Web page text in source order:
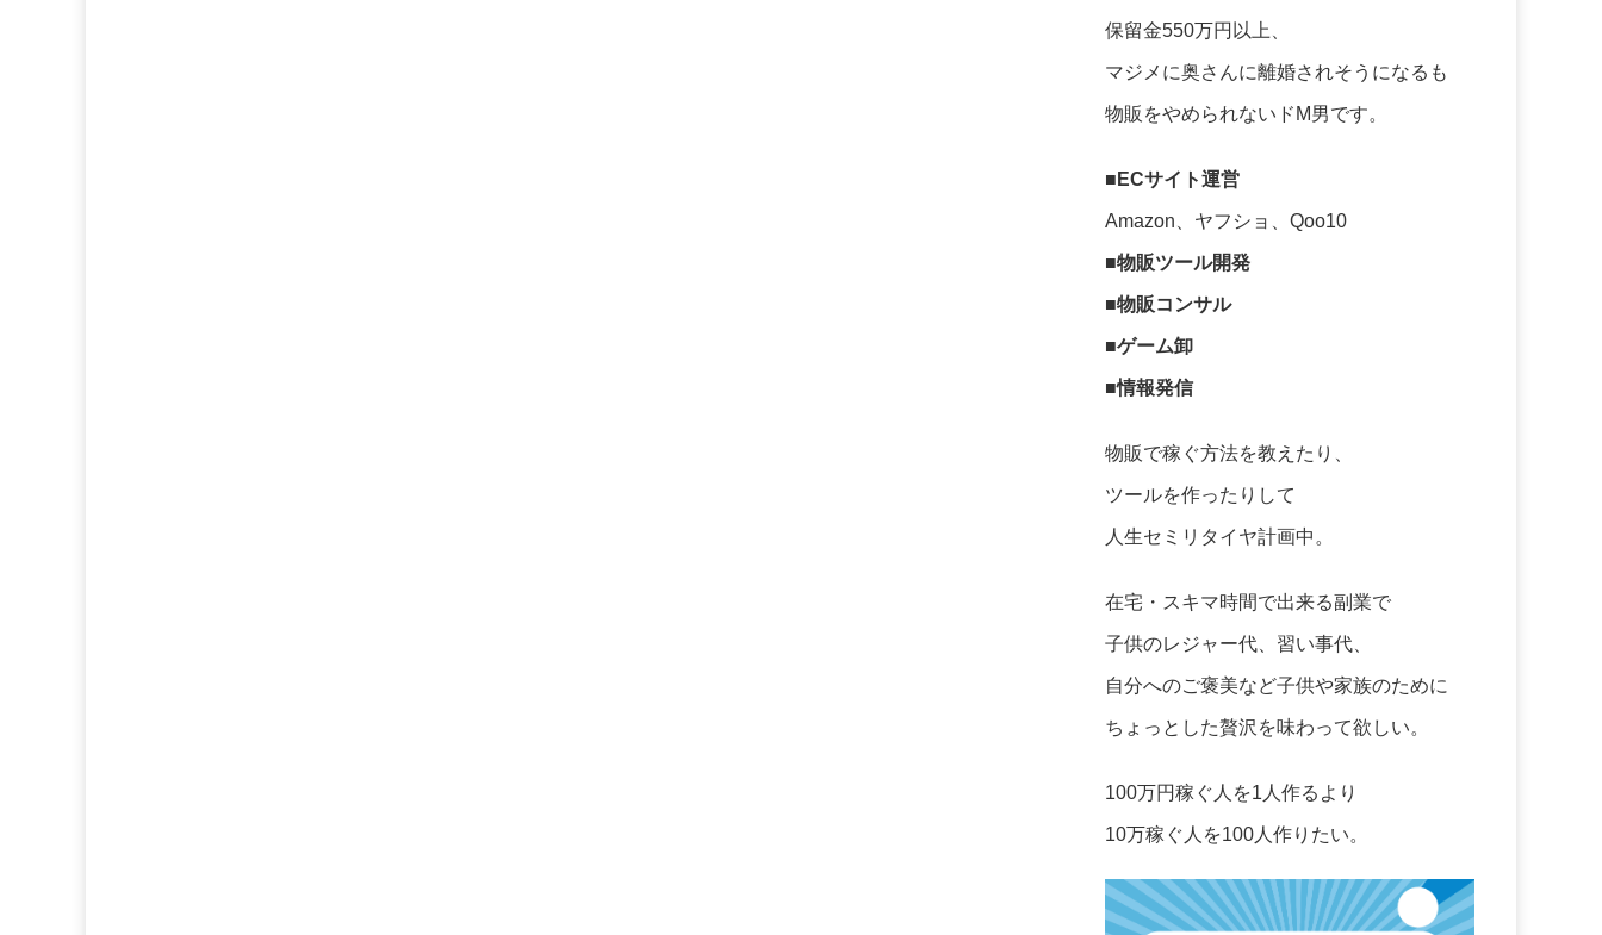
保留金550万円以上、
マジメに奥さんに離婚されそうになるも
物販をやめられないドM男です。
■ECサイト運営
Amazon、ヤフショ、Qoo10
■物販ツール開発
■物販コンサル
■ゲーム卸
■情報発信
物販で稼ぐ方法を教えたり、
ツールを作ったりして
人生セミリタイヤ計画中。
在宅・スキマ時間で出来る副業で
子供のレジャー代、習い事代、
自分へのご褒美など子供や家族のために
ちょっとした贅沢を味わって欲しい。
100万円稼ぐ人を1人作るより
10万稼ぐ人を100人作りたい。